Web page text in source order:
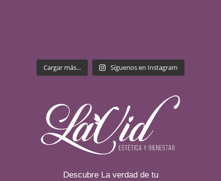
Descubre La verdad de tu
Cargar más... Síguenos en Instagram